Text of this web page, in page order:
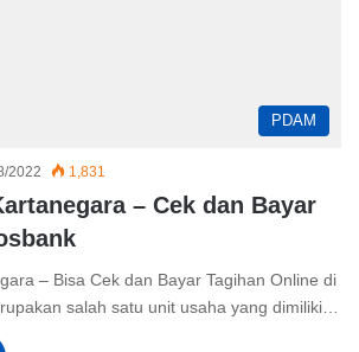
PDAM
2022 1,831
– Cek dan Bayar
– Bisa Cek dan Bayar Tagihan Online di
salah satu unit usaha yang dimiliki…